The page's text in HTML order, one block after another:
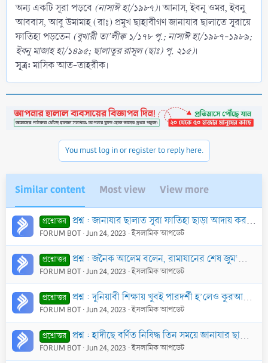
অন্য একটি সূরা পড়বে (নাসাঈ হা/১৯৮৭)। আনাস, ইবনু ওমর, ইবনু
আববাস, আবু উমামাহ (রাঃ) প্রমুখ ছাহাবীগণ জানাযার ছালাতে সূরায়ে
ফাতিহা পড়তেন (বুখারী তা’লীক্ব ১/১৭৮ পৃ.; নাসাঈ হা/১৯৮৭-১৯৮৯;
ইবনু মাজাহ হা/১৪৯৫; ছালাতুর রাসূল (ছাঃ) পৃ. ২১৫)।
সূত্র:মাসিক আত-তাহরীক।
You must log in or register to reply here.
Similar content Most view View more
প্রশ্নোত্তর প্রশ্ন : জানাযার ছালাত সূরা ফাতিহা ছাড়া আদায় করলে তা সুন্নাত মোতাবেক হবে কি?
FORUM BOT Jun 24, 2023 ইসলামিক আপডেট
প্রশ্নোত্তর প্রশ্ন : জনৈক আলেম বলেন, রামাযানের শেষ জুম‘আয় পাঁচ ওয়াক্ত ছালাত আদায় করলে তা সারাজীবনের তরককৃত ফরয ছালাতের জন্য কাফফারা হয়ে যাবে। একথার কোন সত্যতা আছে
FORUM BOT Jun 24, 2023 ইসলামিক আপডেট
প্রশ্নোত্তর প্রশ্ন : দুনিয়াবী শিক্ষায় খুবই পারদর্শী হ’লেও কুরআন তেলাওয়াতে অত্যন্ত দুর্বল। এমন ব্যক্তি নিজে ভুলে ভরা তেলাওয়াতে ছালাত আদায় করলে তা কবুল হবে কি?
FORUM BOT Jun 24, 2023 ইসলামিক আপডেট
প্রশ্নোত্তর প্রশ্ন : হাদীছে বর্ণিত নিষিদ্ধ তিন সময়ে জানাযার ছালাত আদায় ও লাশ দাফন করা যাবে কি?
FORUM BOT Jun 24, 2023 ইসলামিক আপডেট